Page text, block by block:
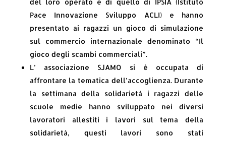
del loro operato e di quello di IPSIA (Istituto
Pace Innovazione Sviluppo ACLI) e hanno
presentato ai ragazzi un gioco di simulazione
sul commercio internazionale denominato “Il
gioco degli scambi commerciali”.
L’ associazione SJAMO si è occupata di
affrontare la tematica dell’accoglienza. Durante
la settimana della solidarietà i ragazzi delle
scuole medie hanno sviluppato nei diversi
lavoratori allestiti i lavori sul tema della
solidarietà, questi lavori sono stati